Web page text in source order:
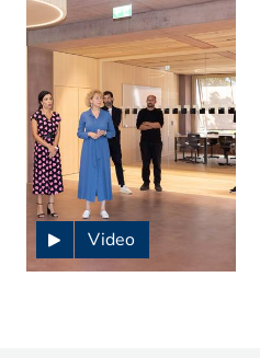
Video